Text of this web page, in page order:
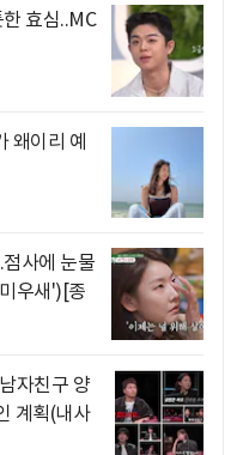
효심..MC
왜이리 예
사에 눈물
우새')[종
자친구 양
계획(내사